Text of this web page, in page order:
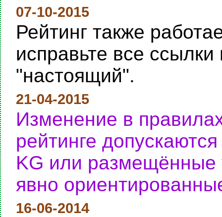
07-10-2015
Рейтинг также
исправьте все
"настоящий".
21-04-2015
Изменение в
рейтинге
KG или размещённые
явно
16-06-2014